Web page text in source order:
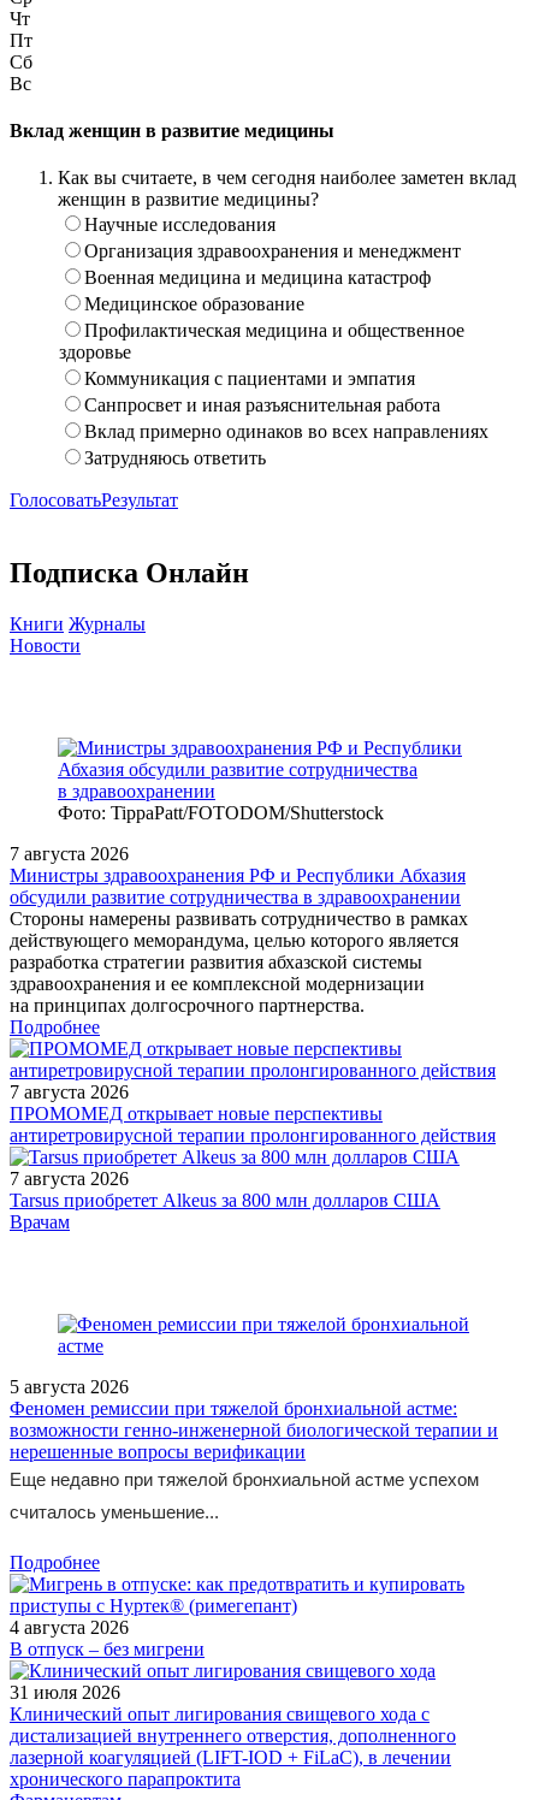
Чт
Пт
Сб
Вс
Вклад женщин в развитие медицины
Как вы считаете, в чем сегодня наиболее заметен вклад
женщин в развитие медицины?
Научные исследования
Организация здравоохранения и менеджмент
Военная медицина и медицина катастроф
Медицинское образование
Профилактическая медицина и общественное
здоровье
Коммуникация с пациентами и эмпатия
Санпросвет и иная разъяснительная работа
Вклад примерно одинаков во всех направлениях
Затрудняюсь ответить
ГолосоватьРезультат
Подписка Онлайн
Книги Журналы
Новости
Фото: TippaPatt/FOTODOM/Shutterstock
7 августа 2026
Министры здравоохранения РФ и Республики Абхазия
обсудили развитие сотрудничества в здравоохранении
Стороны намерены развивать сотрудничество в рамках
действующего меморандума, целью которого является
разработка стратегии развития абхазской системы
здравоохранения и ее комплексной модернизации
на принципах долгосрочного партнерства.
Подробнее
7 августа 2026
ПРОМОМЕД открывает новые перспективы
антиретровирусной терапии пролонгированного действия
7 августа 2026
Tarsus приобретет Alkeus за 800 млн долларов США
/doctor/neurology/rekomendatsii-po-ispolzovaniyu-preparata-
Врачам
5 августа 2026
Феномен ремиссии при тяжелой бронхиальной астме:
возможности генно-инженерной биологической терапии и
нерешенные вопросы верификации
Еще недавно при тяжелой бронхиальной астме успехом
считалось уменьшение...
Подробнее
4 августа 2026
В отпуск – без мигрени
31 июля 2026
Клинический опыт лигирования свищевого хода с
дистализацией внутреннего отверстия, дополненного
лазерной коагуляцией (LIFT-IOD + FiLaC), в лечении
хронического парапроктита